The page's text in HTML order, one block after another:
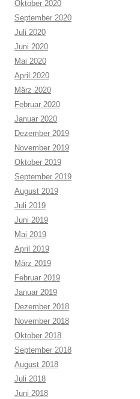
Oktober 2020
September 2020
Juli 2020
Juni 2020
Mai 2020
April 2020
März 2020
Februar 2020
Januar 2020
Dezember 2019
November 2019
Oktober 2019
September 2019
August 2019
Juli 2019
Juni 2019
Mai 2019
April 2019
März 2019
Februar 2019
Januar 2019
Dezember 2018
November 2018
Oktober 2018
September 2018
August 2018
Juli 2018
Juni 2018